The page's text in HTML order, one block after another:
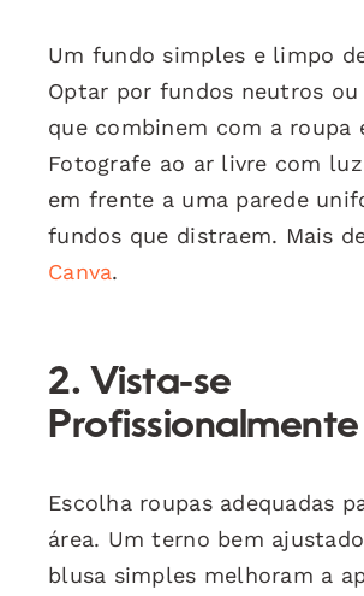
Um fundo simples e limpo
Optar por fundos neutros
que combinem com a roupa
Fotografe ao ar livre com
em frente a uma parede
fundos que distraem. Mais
Canva.
2. Vista-se
Profissionalmente
Escolha roupas adequadas
área. Um terno bem
blusa simples melhoram a